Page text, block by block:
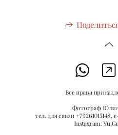
Все права
Фотограф Юлия
тел. для связи +79261015148,
Instagram: